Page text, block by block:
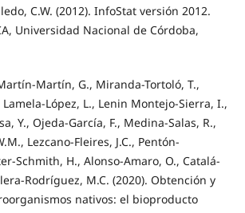
C.W. (2012). InfoStat versión 2012.
Universidad Nacional de Córdoba,
Martín, G., Miranda-Tortoló, T.,
López, L., Lenin Montejo-Sierra, I.,
Y., Ojeda-García, F., Medina-Salas, R.,
Lezcano-Fleires, J.C., Pentón-
Schmith, H., Alonso-Amaro, O., Catalá-
Rodríguez, M.C. (2020). Obtención y
nativos: el bioproducto